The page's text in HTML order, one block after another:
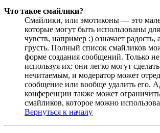
Что такое смайлики?
Смайлики, или эмотиконы — это
которые могут быть использованы
чувств, например :) означает радость,
грусть. Полный список смайликов
форме создания сообщений. Только не
используя их: они легко могут
нечитаемым, и модератор может
сообщение или вообще удалить его.
конференции также может
смайликов, которое можно
Вернуться к началу